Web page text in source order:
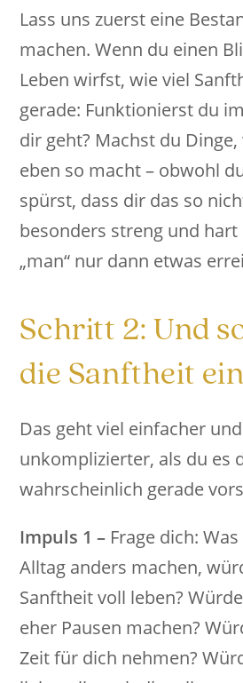
Lass uns zuerst eine
machen. Wenn du einen
Leben wirfst, wie viel
gerade: Funktionierst du
dir geht? Machst du Dinge,
eben so macht – obwohl
spürst, dass dir das so
besonders streng und
„man“ nur dann etwas
Schritt 2: Und
die Sanftheit ein
Das geht viel einfacher und
unkomplizierter, als du es
wahrscheinlich gerade
Impuls 1 – Frage dich:
Alltag anders machen,
Sanftheit voll leben?
eher Pausen machen?
Zeit für dich nehmen?